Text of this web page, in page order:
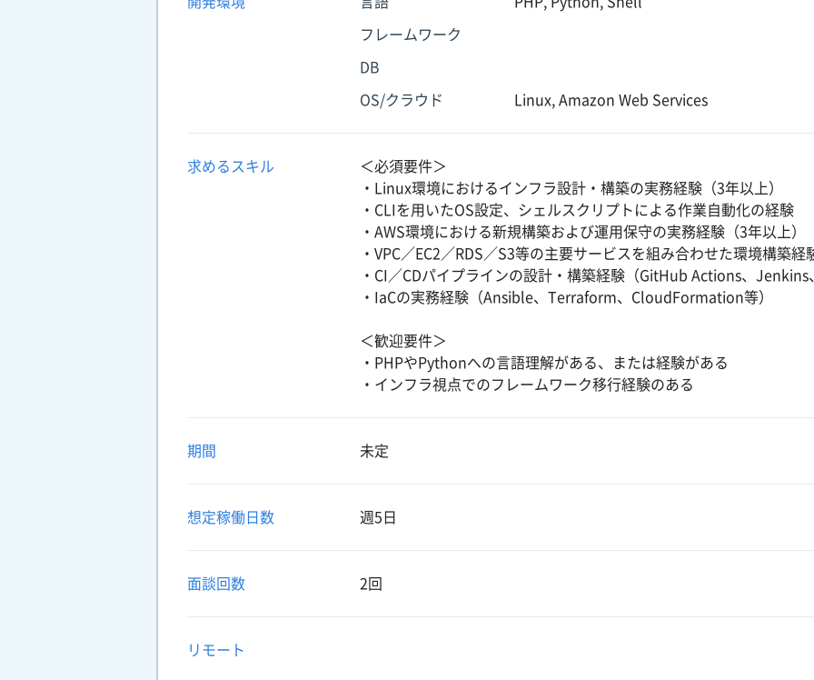
フレームワーク
DB
OS/クラウド Linux, Amazon Web Services
求めるスキル
＜必須要件＞
・Linux環境におけるインフラ設計・構築の実務経験（3年以上）
・CLIを用いたOS設定、シェルスクリプトによる作業自動化の経験
・AWS環境における新規構築および運用保守の実務経験（3年以上）
・VPC／EC2／RDS／S3等の主要サービスを組み合わせた環境構築経
・CI／CDパイプラインの設計・構築経験（GitHub Actions、Jenkins
・IaCの実務経験（Ansible、Terraform、CloudFormation等）
＜歓迎要件＞
・PHPやPythonへの言語理解がある、または経験がある
・インフラ視点でのフレームワーク移行経験のある
期間 未定
想定稼働日数 週5日
面談回数 2回
リモート